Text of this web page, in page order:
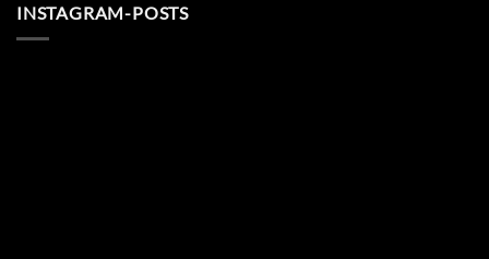
INSTAGRAM-POSTS